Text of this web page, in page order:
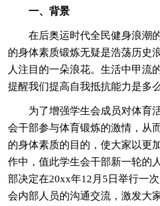
一、背景
在后奥运时代全民健身浪潮的
的身体素质锻炼无疑是浩荡历史
人注目的一朵浪花。生活中甲流
提醒我们提高自我抵抗能力是多
为了增强学生会成员对体育活
会干部参与体育锻炼的激情，从
的身体素质的目的，使大家以更
作中，值此学生会干部新一轮的
部决定在20xx年12月5日举行一
会内部人员的沟通交流，激发大